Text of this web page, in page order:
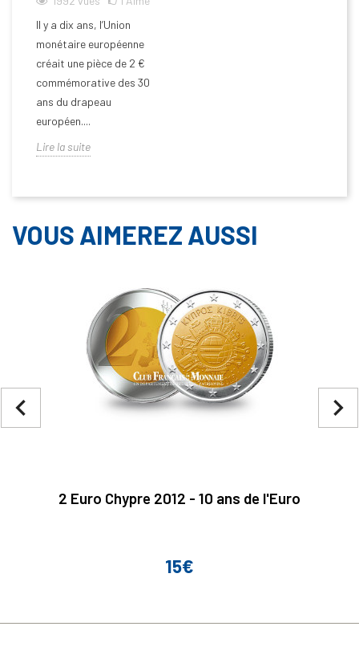
Il y a dix ans, l’Union
monétaire européenne
créait une pièce de 2 €
commémorative des 30
ans du drapeau
européen....
Lire la suite
VOUS AIMEREZ AUSSI
2 Euro Chypre 2012 - 10 ans de l'Euro
Prix
15€
navigate_next
navigate_before